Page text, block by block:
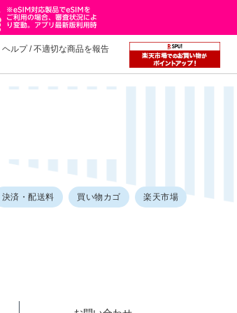
ヘルプ/不適切な商品を報告